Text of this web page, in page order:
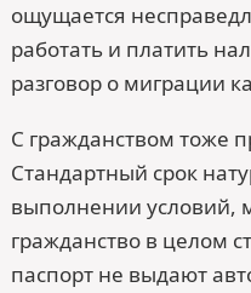
ощущается
работать и платить
разговор о миграции
С гражданством тоже
Стандартный срок
выполнении условий,
гражданство в целом
паспорт не выдают